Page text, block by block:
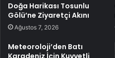
Doğa Harikası Tosunlu
Gölü’ne Ziyaretçi Akını
Ağustos 7, 2026
Meteoroloji’den Batı
Karadeniz İçin Kuvvetli